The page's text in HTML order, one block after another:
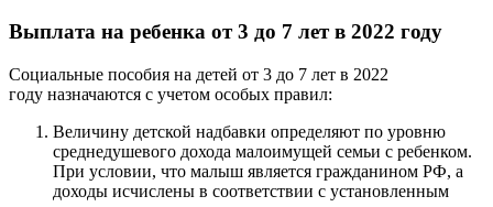
Выплата на ребенка от 3 до 7 лет в 2022 году
Социальные пособия на детей от 3 до 7 лет в 2022
году назначаются с учетом особых правил:
Величину детской надбавки определяют по уровню
среднедушевого дохода малоимущей семьи с ребенком.
При условии, что малыш является гражданином РФ, а
доходы исчислены в соответствии с установленным